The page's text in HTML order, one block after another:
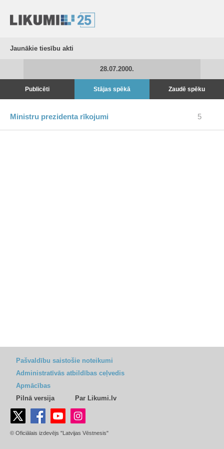
Jaunākie tiesību akti
28.07.2000.
Publicēti Stājas spēkā Zaudē spēku
Ministru prezidenta rīkojumi 5
Pašvaldību saistošie noteikumi
Administratīvās atbildības ceļvedis
Apmācības
Pilnā versija
Par Likumi.lv
© Oficiālais izdevējs "Latvijas Vēstnesis"